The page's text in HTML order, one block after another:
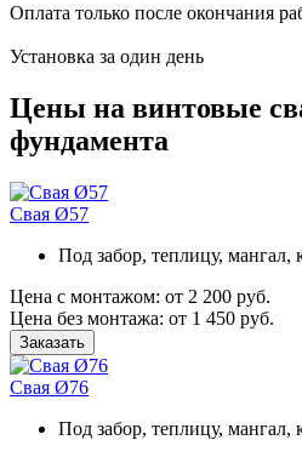
Оплата только после окончания
Установка за один день
Цены на винтовые
фундамента
Свая Ø57
Под забор, теплицу, мангал,
Цена с монтажом: от 2 200 руб.
Цена без монтажа: от 1 450 руб.
Заказать
Свая Ø76
Под забор, теплицу, мангал,